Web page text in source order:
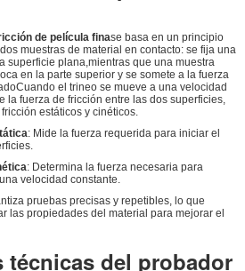
de película finase basa en un principio
muestras de material en contacto: se fija una
superficie plana,mientras que una muestra
en la parte superior y se somete a la fuerza
el trineo se mueve a una velocidad
la fuerza de fricción entre las dos superficies,
estáticos y cinéticos.
: Mide la fuerza requerida para iniciar el
: Determina la fuerza necesaria para
velocidad constante.
pruebas precisas y repetibles, lo que
las propiedades del material para mejorar el
técnicas del probador